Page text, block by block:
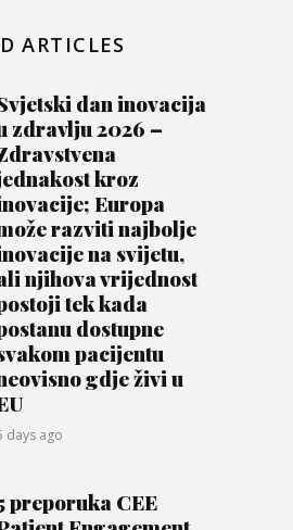
ARTICLES
dan inovacija
zdravlju 2026 –
kroz
Europa
razviti najbolje
na svijetu,
njihova vrijednost
tek kada
dostupne
pacijentu
gdje živi u
days ago
preporuka CEE